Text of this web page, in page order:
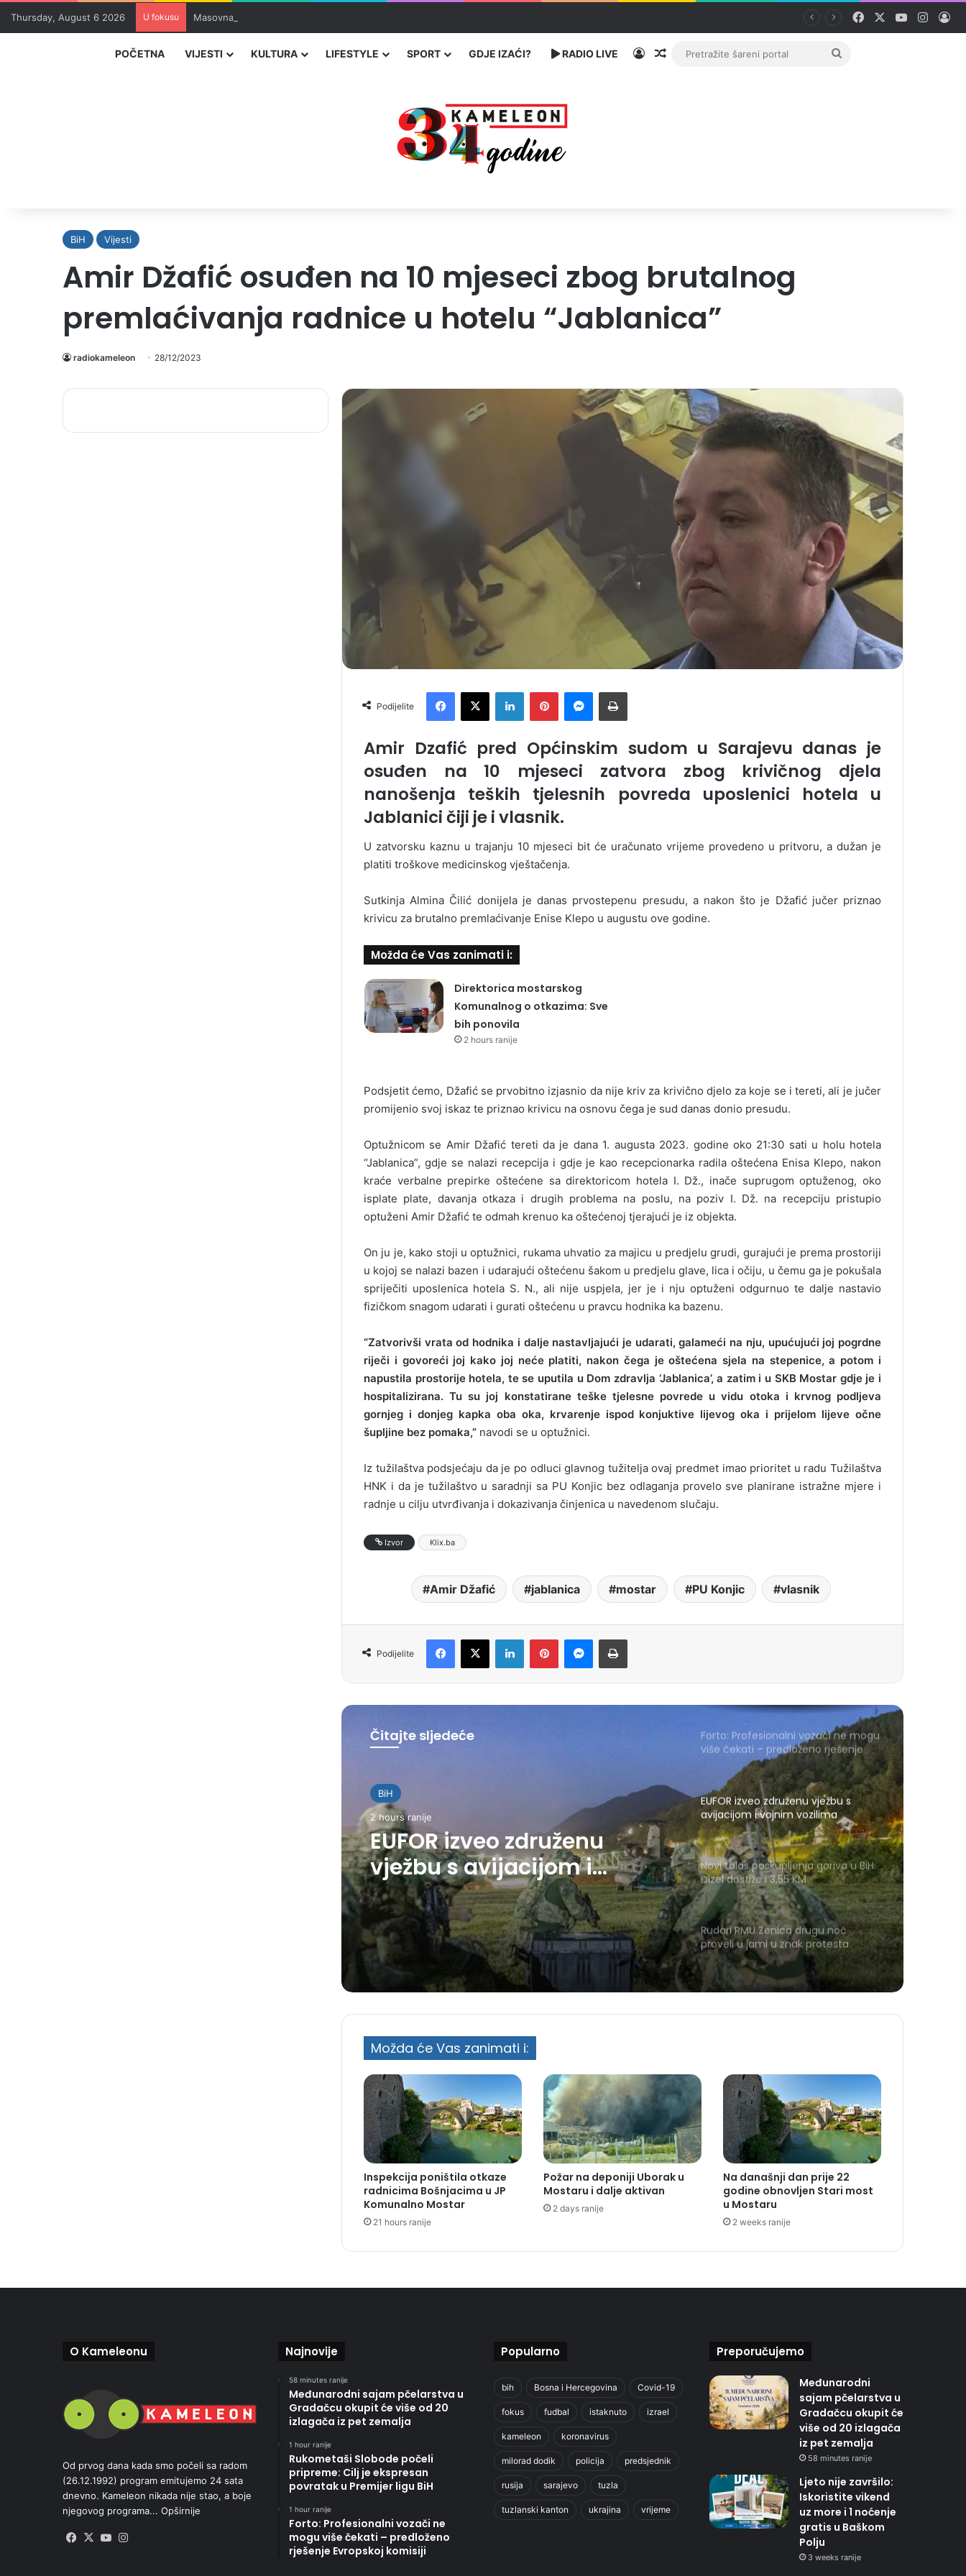
Thursday, August 6 2026 U fokusu Masovna epidemija parazita u SAD-u: Više od 25.000 zaraženih Facebook YouTube
POČETNA VIJESTI KULTURA LIFESTYLE SPORT GDJE IZAĆI? RADIO LIVE PrijavaRandom članak
Pretražite
BiH Vijesti
Amir Džafić osuđen na 10 mjeseci zbog brutalnog
premlaćivanja radnice u hotelu “Jablanica”
radiokameleon 28/12/2023
Podijelite
Amir Dzafić pred Općinskim sudom u Sarajevu danas je
osuđen na 10 mjeseci zatvora zbog krivičnog djela
nanošenja teških tjelesnih povreda uposlenici hotela u
Jablanici čiji je i vlasnik.
U zatvorsku kaznu u trajanju 10 mjeseci bit će uračunato vrijeme provedeno u pritvoru, a dužan je
platiti troškove medicinskog vještačenja.
Sutkinja Almina Čilić donijela je danas prvostepenu presudu, a nakon što je Džafić jučer priznao
krivicu za brutalno premlaćivanje Enise Klepo u augustu ove godine.
Možda će Vas zanimati i:
Direktorica mostarskog
Komunalnog o otkazima: Sve
bih ponovila
2 hours ranije
Podsjetit ćemo, Džafić se prvobitno izjasnio da nije kriv za krivično djelo za koje se i tereti, ali je jučer
promijenio svoj iskaz te priznao krivicu na osnovu čega je sud danas donio presudu.
Optužnicom se Amir Džafić tereti da je dana 1. augusta 2023. godine oko 21:30 sati u holu hotela
“Jablanica”, gdje se nalazi recepcija i gdje je kao recepcionarka radila oštećena Enisa Klepo, nakon
kraće verbalne prepirke oštećene sa direktoricom hotela I. Dž., inače suprugom optuženog, oko
isplate plate, davanja otkaza i drugih problema na poslu, na poziv I. Dž. na recepciju pristupio
optuženi Amir Džafić te odmah krenuo ka oštećenoj tjerajući je iz objekta.
On ju je, kako stoji u optužnici, rukama uhvatio za majicu u predjelu grudi, gurajući je prema prostoriji
u kojoj se nalazi bazen i udarajući oštećenu šakom u predjelu glave, lica i očiju, u čemu ga je pokušala
spriječiti uposlenica hotela S. N., ali nije uspjela, jer je i nju optuženi odgurnuo te dalje nastavio
fizičkom snagom udarati i gurati oštećenu u pravcu hodnika ka bazenu.
“Zatvorivši vrata od hodnika i dalje nastavljajući je udarati, galameći na nju, upućujući joj pogrdne
riječi i govoreći joj kako joj neće platiti, nakon čega je oštećena sjela na stepenice, a potom i
napustila prostorije hotela, te se uputila u Dom zdravlja ‘Jablanica’, a zatim i u SKB Mostar gdje je i
hospitalizirana. Tu su joj konstatirane teške tjelesne povrede u vidu otoka i krvnog podljeva
gornjeg i donjeg kapka oba oka, krvarenje ispod konjuktive lijevog oka i prijelom lijeve očne
šupljine bez pomaka,” navodi se u optužnici.
Iz tužilaštva podsjećaju da je po odluci glavnog tužitelja ovaj predmet imao prioritet u radu Tužilaštva
HNK i da je tužilaštvo u saradnji sa PU Konjic bez odlaganja provelo sve planirane istražne mjere i
radnje u cilju utvrđivanja i dokazivanja činjenica u navedenom slučaju.
Izvor Klix.ba
Amir Džafić jablanica mostar PU Konjic vlasnik
Podijelite
Čitajte sljedeće
BiH
2 hours ranije
EUFOR izveo združenu
vježbu s avijacijom i
vojnim vozilima
Forto: Profesionalni vozači ne mogu
više čekati – predloženo rješenje
Evropskoj komisiji
EUFOR izveo združenu vježbu s
avijacijom i vojnim vozilima
Novi talas poskupljenja goriva u BiH:
Dizel dostiže i 3,55 KM
Rudari RMU Zenica drugu noć
proveli u jami u znak protesta
Možda će Vas zanimati i:
Inspekcija poništila otkaze
radnicima Bošnjacima u JP
Komunalno Mostar
21 hours ranije
Požar na deponiji Uborak u
Mostaru i dalje aktivan
2 days ranije
Na današnji dan prije 22
godine obnovljen Stari most
u Mostaru
2 weeks ranije
O Kameleonu
Od prvog dana kada smo počeli sa radom
(26.12.1992) program emitujemo 24 sata
dnevno. Kameleon nikada nije stao, a boje
njegovog programa... Opširnije
Facebook
X YouTube
Najnovije
58 minutes ranije
Međunarodni sajam pčelarstva u
Gradačcu okupit će više od 20
izlagača iz pet zemalja
1 hour ranije
Rukometaši Slobode počeli
pripreme: Cilj je ekspresan
povratak u Premijer ligu BiH
1 hour ranije
Forto: Profesionalni vozači ne
mogu više čekati – predloženo
rješenje Evropskoj komisiji
Popularno
bih Bosna i Hercegovina Covid-19
fokus fudbal istaknuto izrael
kameleon koronavirus
milorad dodik policija predsjednik
rusija sarajevo tuzla
tuzlanski kanton ukrajina vrijeme
Preporučujemo
Međunarodni
sajam pčelarstva u
Gradačcu okupit će
više od 20 izlagača
iz pet zemalja
58 minutes ranije
Ljeto nije završilo:
Iskoristite vikend
uz more i 1 noćenje
gratis u Baškom
Polju
3 weeks ranije